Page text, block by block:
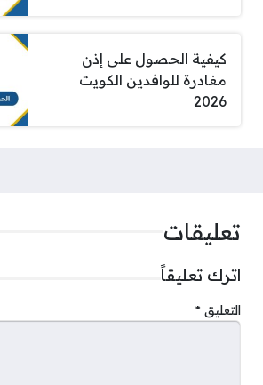
كيفية الحصول على إذن
مغادرة للوافدين الكويت
2026
تعليقات
اترك تعليقاً
التعليق *